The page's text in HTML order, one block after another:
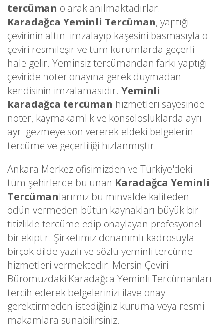
tercüman olarak anılmaktadırlar.
Karadağca Yeminli Tercüman, yaptığı
çevirinin altını imzalayıp kaşesini basmasıyla o
çeviri resmileşir ve tüm kurumlarda geçerli
hale gelir. Yeminsiz tercümandan farkı yaptığı
çeviride noter onayına gerek duymadan
kendisinin imzalamasıdır. Yeminli
karadağca tercüman hizmetleri sayesinde
noter, kaymakamlık ve konsolosluklarda ayrı
ayrı gezmeye son vererek eldeki belgelerin
tercüme ve geçerliliği hızlanmıştır.
Ankara Merkez ofisimizden ve Türkiye'deki
tüm şehirlerde bulunan Karadağca Yeminli
Tercümanlarımız bu minvalde kaliteden
ödün vermeden bütün kaynakları büyük bir
titizlikle tercüme edip onaylayan profesyonel
bir ekiptir. Şirketimiz donanımlı kadrosuyla
birçok dilde yazılı ve sözlü yeminli tercüme
hizmetleri vermektedir. Mersin Çeviri
Büromuzdaki Karadağca Yeminli Tercümanları
tercih ederek belgelerinizi ilave onay
gerektirmeden istediğiniz kuruma veya resmi
makamlara sunabilirsiniz.